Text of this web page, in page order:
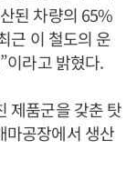
된 차량의 65%
근 이 철도의 운
이라고 밝혔다.
제품군을 갖춘 탓
마공장에서 생산